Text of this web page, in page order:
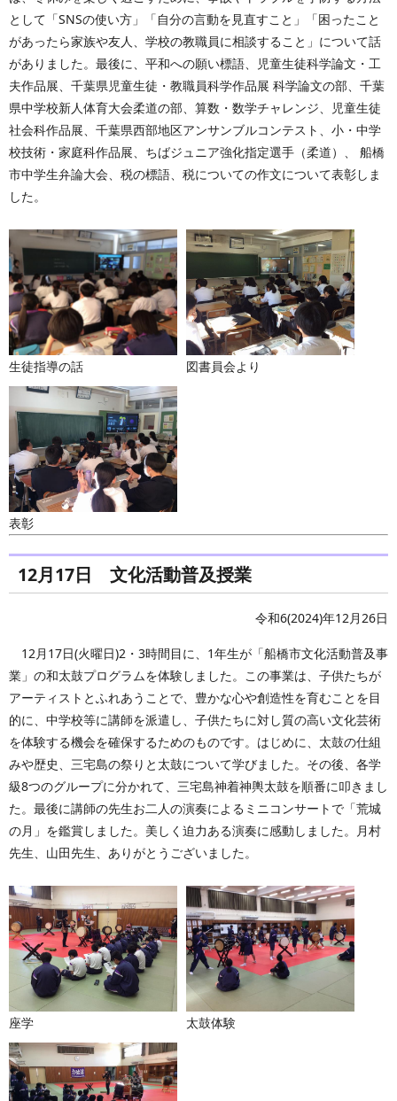
として「SNSの使い方」「自分の言動を見直すこと」「困ったこと
があったら家族や友人、学校の教職員に相談すること」について話
がありました。最後に、平和への願い標語、児童生徒科学論文・工
夫作品展、千葉県児童生徒・教職員科学作品展 科学論文の部、千葉
県中学校新人体育大会柔道の部、算数・数学チャレンジ、児童生徒
社会科作品展、千葉県西部地区アンサンブルコンテスト、小・中学
校技術・家庭科作品展、ちばジュニア強化指定選手（柔道）、 船橋
市中学生弁論大会、税の標語、税についての作文について表彰しま
した。
生徒指導の話 図書員会より
表彰
12月17日 文化活動普及授業
令和6(2024)年12月26日
12月17日(火曜日)2・3時間目に、1年生が「船橋市文化活動普及事
業」の和太鼓プログラムを体験しました。この事業は、子供たちが
アーティストとふれあうことで、豊かな心や創造性を育むことを目
的に、中学校等に講師を派遣し、子供たちに対し質の高い文化芸術
を体験する機会を確保するためのものです。はじめに、太鼓の仕組
みや歴史、三宅島の祭りと太鼓について学びました。その後、各学
級8つのグループに分かれて、三宅島神着神輿太鼓を順番に叩きまし
た。最後に講師の先生お二人の演奏によるミニコンサートで「荒城
の月」を鑑賞しました。美しく迫力ある演奏に感動しました。月村
先生、山田先生、ありがとうございました。
座学 太鼓体験